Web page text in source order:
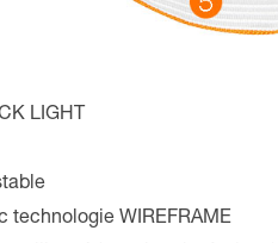
LIGHT
technologie WIREFRAME